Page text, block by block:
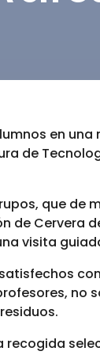
en
Tecnología
que
de
visita